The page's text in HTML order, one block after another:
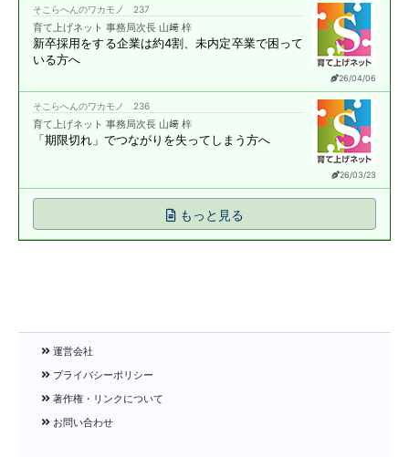
26/04/06
そこらへんのワカモノ 237
育て上げネット 事務局次長 山﨑 梓
新卒採用をする企業は約4割、未内定卒業で困って
いる方へ
26/03/23
そこらへんのワカモノ 236
育て上げネット 事務局次長 山﨑 梓
「期限切れ」でつながりを失ってしまう方へ
もっと見る
運営会社
プライバシーポリシー
著作権・リンクについて
お問い合わせ